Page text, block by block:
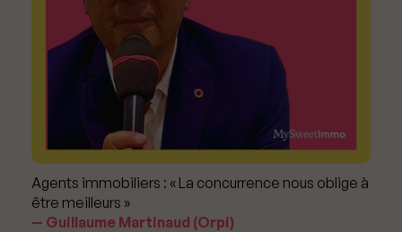
Agents immobiliers : « La concurrence nous oblige à
être meilleurs »
Guillaume Martinaud (Orpi)